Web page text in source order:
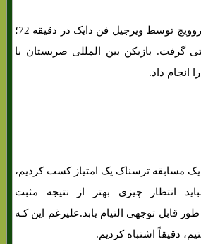
پس از ساقط شدن میتروویچ توسط ویرجیل فن دایک در دقیقه 72؛
گرفت. بازیکن بین المللی صربستان با
انجام داد.
یک مسابقه ترسناک یک امتیاز کسب کردیم،
انتظار چیزی بهتر از نتیجه مثبت
قابل توجهی التیام یابد.علیرغم این کـه
دقیقاً اشتباه کردیم.